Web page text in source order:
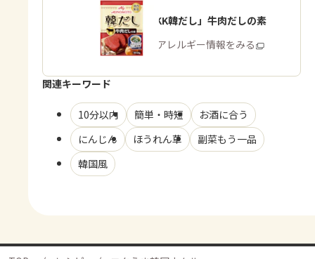
「味の素KK韓だし」牛肉だしの素
商品・アレルギー情報をみる
関連キーワード
10分以内 簡単・時短
お酒に合う
にんじん
ほうれん草
副菜もう一品
韓国風